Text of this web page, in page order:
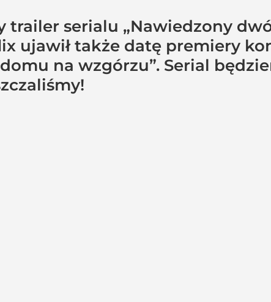
serialu „Nawiedzony
ujawił także datę premiery
na wzgórzu”. Serial